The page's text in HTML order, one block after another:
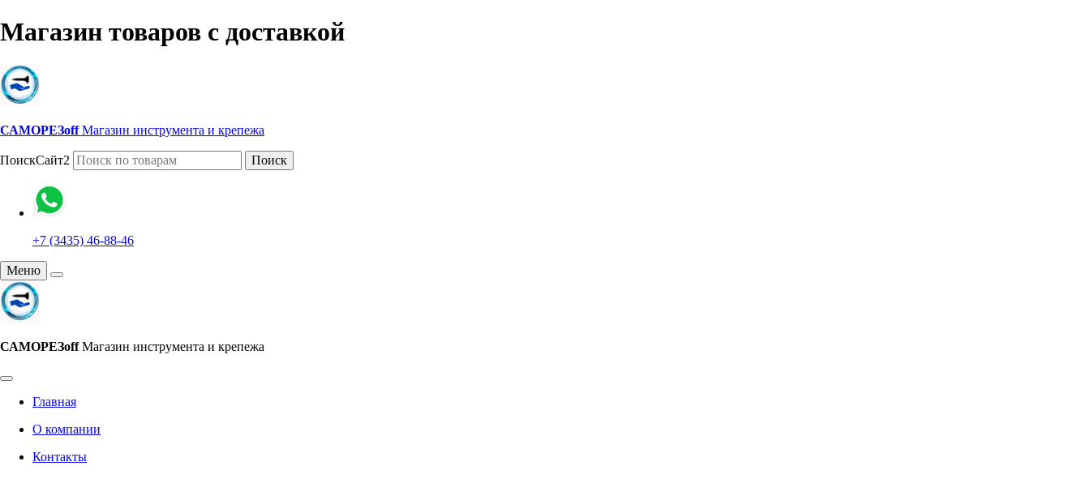
Магазин товаров с доставкой
САМОРЕЗoff Магазин инструмента и крепежа
ПоискСайт2 Поиск
+7 (3435) 46-88-46
Меню
САМОРЕЗoff Магазин инструмента и крепежа
Главная
О компании
Контакты